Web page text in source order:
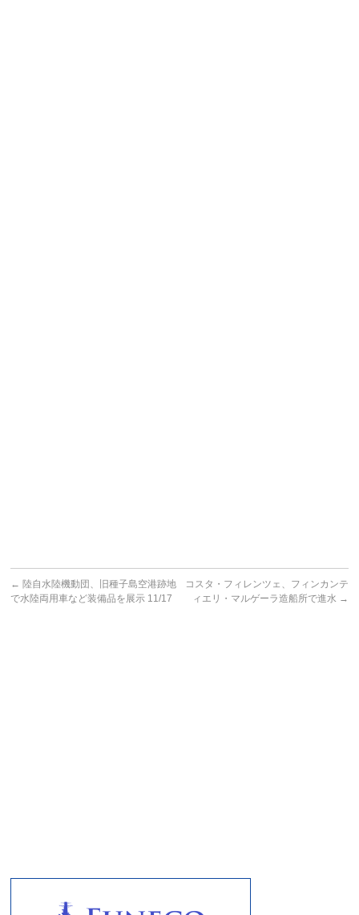
← 陸自水陸機動団、旧種子島空港跡地
で水陸両用車など装備品を展示 11/17
コスタ・フィレンツェ、フィンカンテ
ィエリ・マルゲーラ造船所で進水 →